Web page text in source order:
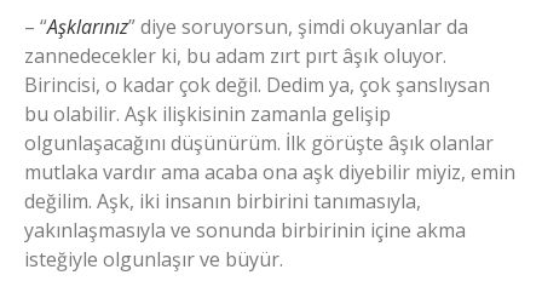
– “Aşklarınız” diye soruyorsun, şimdi okuyanlar da
zannedecekler ki, bu adam zırt pırt âşık oluyor.
Birincisi, o kadar çok değil. Dedim ya, çok şanslıysan
bu olabilir. Aşk ilişkisinin zamanla gelişip
olgunlaşacağını düşünürüm. İlk görüşte âşık olanlar
mutlaka vardır ama acaba ona aşk diyebilir miyiz, emin
değilim. Aşk, iki insanın birbirini tanımasıyla,
yakınlaşmasıyla ve sonunda birbirinin içine akma
isteğiyle olgunlaşır ve büyür.